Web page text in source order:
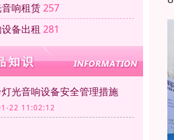
响租赁257
备出租 281
光音响设备安全管理措施
22 11:02:12